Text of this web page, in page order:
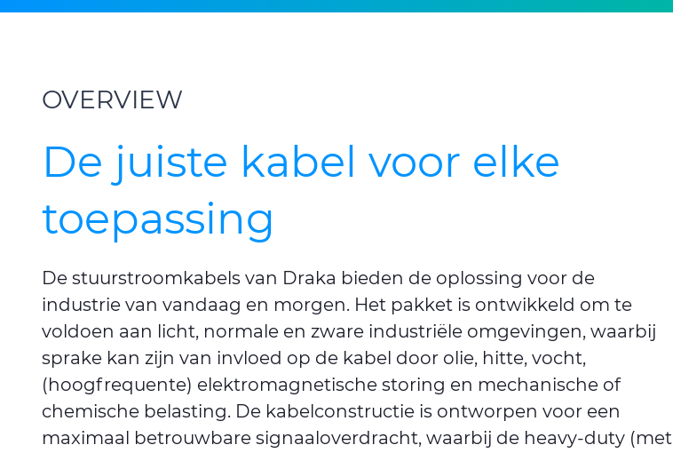
OVERVIEW
De juiste kabel voor elke
toepassing
De stuurstroomkabels van Draka bieden de oplossing voor de
industrie van vandaag en morgen. Het pakket is ontwikkeld om te
voldoen aan licht, normale en zware industriële omgevingen, waarbij
sprake kan zijn van invloed op de kabel door olie, hitte, vocht,
(hoogfrequente) elektromagnetische storing en mechanische of
chemische belasting. De kabelconstructie is ontworpen voor een
maximaal betrouwbare signaaloverdracht, waarbij de heavy-duty (met